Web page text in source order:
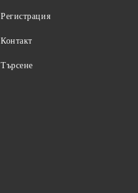
Регистрация
Контакт
Търсене